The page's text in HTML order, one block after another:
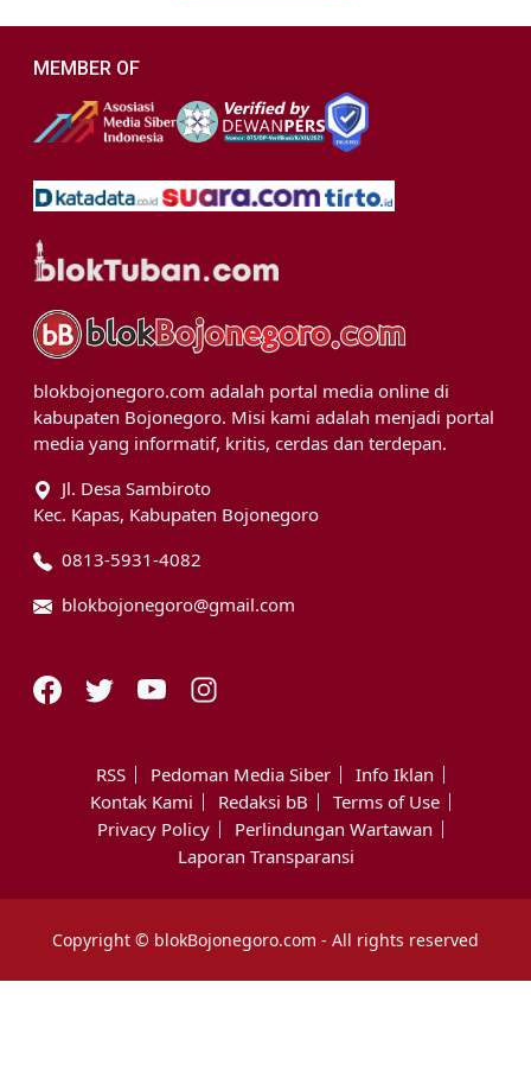
MEMBER OF
blokbojonegoro.com adalah portal media online di
kabupaten Bojonegoro. Misi kami adalah menjadi portal
media yang informatif, kritis, cerdas dan terdepan.
Jl. Desa Sambiroto
Kec. Kapas, Kabupaten Bojonegoro
0813-5931-4082
blokbojonegoro@gmail.com
RSS Pedoman Media Siber
Info Iklan
Kontak Kami
Redaksi bB
Terms of Use
Privacy Policy
Perlindungan Wartawan
Laporan Transparansi
Copyright © blokBojonegoro.com - All rights reserved